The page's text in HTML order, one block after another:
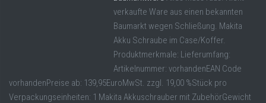
verkaufte Ware aus einen bekannten
Baumarkt wegen Schließung. Makita
Akku Schraube im Case/Koffer.
Produktmerkmale: Lieferumfang:
Artikelnummer: vorhandenEAN Code
vorhandenPreise ab: 139,95EuroMwSt. zzgl. 19,00 %Stück pro
Verpackungseinheiten: 1 Makita Akkuschrauber mit ZubehörGewicht